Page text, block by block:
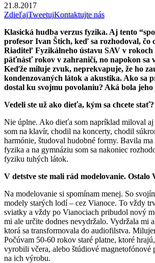
21.8.2017
ZdieľajTweetujKontaktujte nás
Klasická hudba verzus fyzika. Aj tento
profesor Ivan Štich, keď sa rozhodoval, čo
Riaditeľ Fyzikálneho ústavu SAV v rokoch
päťnásť rokov v zahraničí, no napokon sa
Keďže miluje zvuk, neprekvapuje, že ho
kondenzovaných látok a akustika. Ako sa
dostal ku svojmu povolaniu? Aká bola jeho
Vedeli ste už ako dieťa, kým sa chcete stať?
Nie úplne. Ako dieťa som napríklad miloval
som na klavír, chodil na koncerty, chodil
harmónie, študoval hudobné formy. Bavila ma
fyzika a na gymnáziu som sa nakoniec
fyziku tuhých látok.
V detstve ste mali rád modelovanie. Ostalo
Na modelovanie si spomínam menej. So
modely starých lodí – cez Vianoce. To vždy
sviatky a vždy po Vianociach pribudol nový
mi ale určite dodnes nevydržalo. Vydržala mi
ktorá sa transformovala do audiofilstva.
Počúvam 50-60 rokov staré platne, ktoré
vyrobili včera, alebo štúdiové magnetofónové
na ich výrobu.